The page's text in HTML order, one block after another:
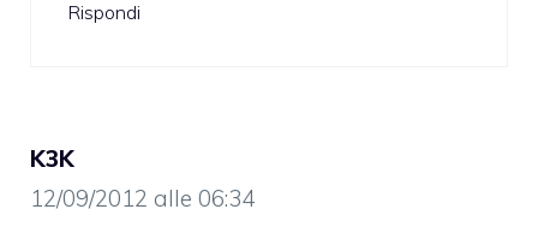
Rispondi
K3K
12/09/2012 alle 06:34